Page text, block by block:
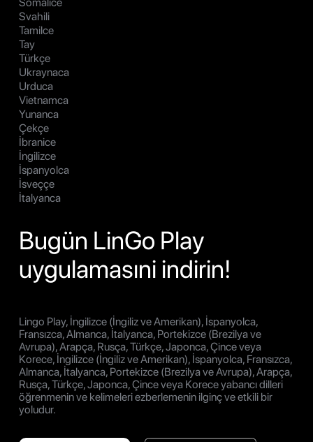
Svahili
Tamilce
Tay
Türkçe
Ukraynaca
Urduca
Vietnamca
Yunanca
Çekçe
İbranice
İngilizce
İspanyolca
İsveççe
İtalyanca
Bugün LinGo Play
uygulamasıni indirin!
Lingo Play, İngilizce (İngiliz ve Amerikan), İspanyolca,
Fransızca, Almanca, İtalyanca, Portekizce (Brezilya ve
Avrupa), Arapça, Rusça, Türkçe, Japonca, Çince veya
Korece, İngilizce (İngiliz ve Amerikan), İspanyolca, Fransızca,
Almanca, İtalyanca, Portekizce (Brezilya ve Avrupa), Arapça,
Rusça, Türkçe, Japonca, Çince veya Korece yabancı dilleri
öğrenmenin ve kelimeleri ezberlemenin ilginç ve etkili bir
yoludur.